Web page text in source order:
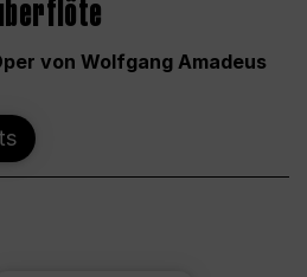
von Wolfgang Amadeus